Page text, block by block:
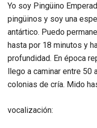
Yo soy Pingüino
pingüinos y soy una
antártico. Puedo
hasta por 18 minutos y
profundidad. En época
llego a caminar entre 50
colonias de cría. Mido
vocalización: